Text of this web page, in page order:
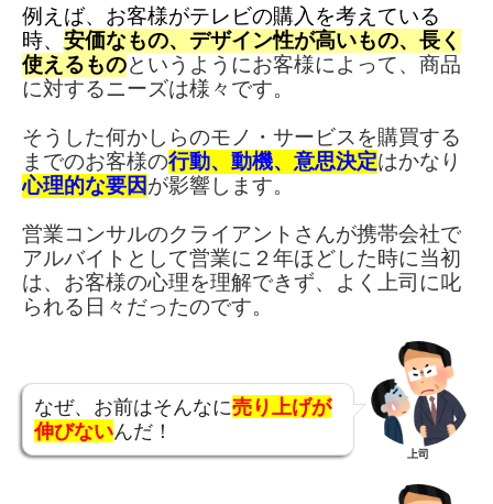
例えば、お客様がテレビの購入を考えている
時、 安価なもの、デザイン性が高いもの、長く
使えるものというようにお客様によって、商品
に対するニーズは様々です。
そうした何かしらのモノ・サービスを購買する
までのお客様の行動、動機、意思決定はかなり
心理的な要因が影響します。
営業コンサルのクライアントさんが携帯会社で
アルバイトとして営業に２年ほどした時に当初
は、お客様の心理を理解できず、よく上司に叱
られる日々だったのです。
なぜ、お前はそんなに売り上げが
伸びないんだ！
上司